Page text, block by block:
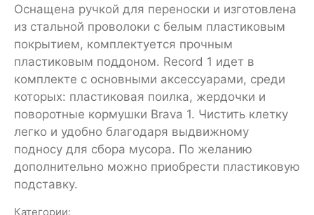
Оснащена ручкой для переноски и изготовлена
из стальной проволоки с белым пластиковым
покрытием, комплектуется прочным
пластиковым поддоном. Record 1 идет в
комплекте с основными аксессуарами, среди
которых: пластиковая поилка, жердочки и
поворотные кормушки Brava 1. Чистить клетку
легко и удобно благодаря выдвижному
подносу для сбора мусора. По желанию
дополнительно можно приобрести пластиковую
подставку.
Категории: